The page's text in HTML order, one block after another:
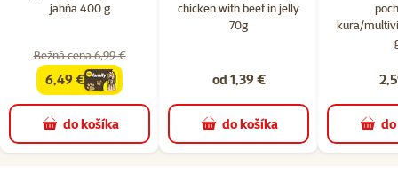
jahňa 400 g
Bežná cena 6,99 €
familycena
6,49 €
do košíka
chicken with beef in jelly
70g
od 1,39 €
do košíka
kura/